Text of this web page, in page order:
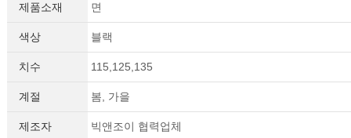
제품소재 면
색상 블랙
치수 115,125,135
계절 봄, 가을
제조자 빅앤조이 협력업체